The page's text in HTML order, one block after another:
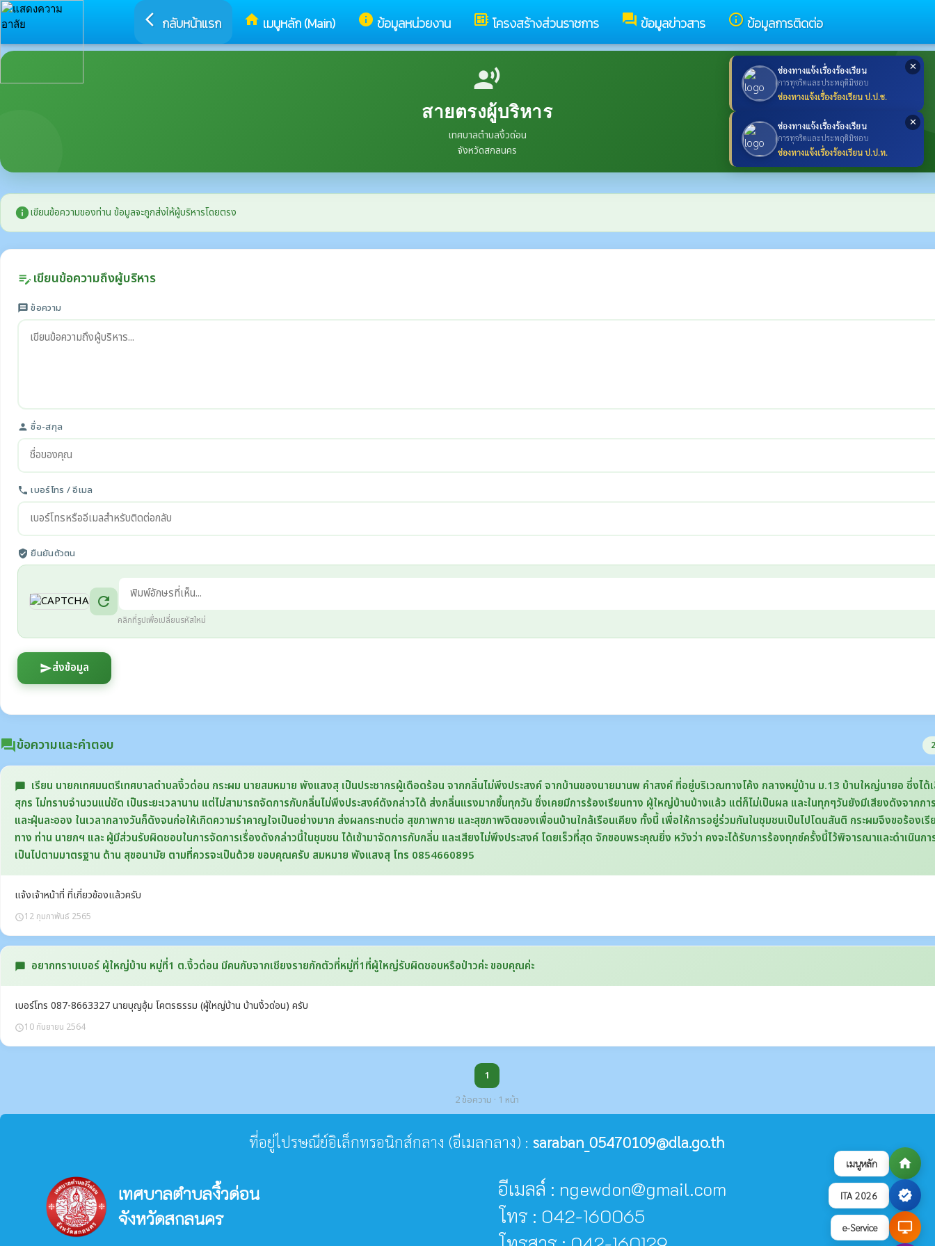
เมนูหลัก home
ITA 2026 verified
e-Service desktop_windows
✕
ช่องทางแจ้งเรื่องร้องเรียน
การทุจริตและประพฤติมิชอบ
ช่องทางแจ้งเรื่องร้องเรียน ป.ป.ช.
✕
ช่องทางแจ้งเรื่องร้องเรียน
การทุจริตและประพฤติมิชอบ
ช่องทางแจ้งเรื่องร้องเรียน ป.ป.ท.
arrow_back_ios กลับหน้าแรก home เมนูหลัก (Main) info ข้อมูลหน่วยงาน developer_board โครงสร้างส่วนราชการ forum ข้อมูลข่าวสาร info_outline ข้อมูลการติดต่อ
record_voice_over
สายตรงผู้บริหาร
เทศบาลตำบลงิ้วด่อน
จังหวัดสกลนคร
infoเขียนข้อความของท่าน ข้อมูลจะถูกส่งให้ผู้บริหารโดยตรง
edit_noteเขียนข้อความถึงผู้บริหาร
message ข้อความ
person ชื่อ-สกุล
phone เบอร์โทร / อีเมล
verified_user ยืนยันตัวตน
refresh
คลิกที่รูปเพื่อเปลี่ยนรหัสใหม่
sendส่งข้อมูล
question_answerข้อความและคำตอบ
chat_bubble
เรียน นายกเทศมนตรีเทศบาลตำบลงิ้วด่อน กระผม นายสมหมาย พังแสงสุ เป็นประชากรผู้เดือดร้อน จากกลิ่นไม่พึงประสงค์ จากบ้านของนายมานพ คำสงค์ ที่อยู่บริเวณทางโค้ง กลางหมู่บ้าน ม.13 บ้านใหญ่นายอ ซึ่งได้
สุกร ไม่ทราบจำนวนแน่ชัด เป็นระยะเวลานาน แต่ไม่สามารถจัดการกับกลิ่นไม่พึงประสงค์ดังกล่าวได้ ส่งกลิ่นแรงมากขึ้นทุกวัน ซึ่งเคยมีการร้องเรียนทาง ผู้ใหญ่บ้านบ้างแล้ว แต่ก็ไม่เป็นผล และในทุกๆวันยังมีเสียงดังจากกา
และฝุ่นละออง ในเวลากลางวันก็ดังจนก่อให้เกิดความรำคาญใจเป็นอย่างมาก ส่งผลกระทบต่อ สุขภาพกาย และสุขภาพจิตของเพื่อนบ้านใกล้เรือนเคียง ทั้งนี้ เพื่อให้การอยู่ร่วมกันในชุมชนเป็นไปโดนสันติ กระผมจึงขอร้องเรี
ทาง ท่าน นายกฯ และ ผู้มีส่วนรับผิดชอบในการจัดการเรื่องดังกล่าวนี้ในชุมชน ได้เข้ามาจัดการกับกลิ่น และเสียงไม่พึงประสงค์ โดยเร็วที่สุด จักขอบพระคุณยิ่ง หวังว่า คงจะได้รับการร้องทุกข์ครั้งนี้ไว้พิจารณาและดำเนินกา
เป็นไปตามมาตรฐาน ด้าน สุขอนามัย ตามที่ควรจะเป็นด้วย ขอบคุณครับ สมหมาย พังแสงสุ โทร 0854660895
แจ้งเจ้าหน้าที่ ที่เกี่ยวข้องแล้วครับ
schedule12 กุมภาพันธ์ 2565
chat_bubble อยากทราบเบอร์ ผู้ใหญ่บ้าน หมู่ที่1 ต.งิ้วด่อน มีคนกับจากเชียงรายกักตัวที่หมู่ที่1ที่ผู้ใหญ่รับผิดชอบหรือป่าวค่ะ ขอบคุณค่ะ
เบอร์โทร 087-8663327 นายบุญอุ้ม โคตรธรรม (ผู้ใหญ่บ้าน บ้านงิ้วด่อน) ครับ
schedule10 กันยายน 2564
1
2 ข้อความ · 1 หน้า
ที่อยู่ไปรษณีย์อิเล็กทรอนิกส์กลาง (อีเมลกลาง) : saraban_05470109@dla.go.th
เทศบาลตำบลงิ้วด่อน
จังหวัดสกลนคร
อีเมลล์ : ngewdon@gmail.com
โทร : 042-160065